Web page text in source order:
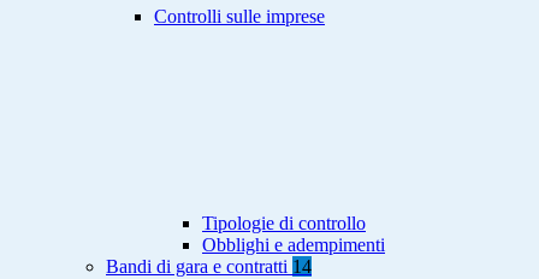
Controlli sulle imprese
Tipologie di controllo
Obblighi e adempimenti
Bandi di gara e contratti 14